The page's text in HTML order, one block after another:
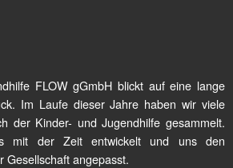
FLOW gGmbH blickt auf eine lange
Im Laufe dieser Jahre haben wir viele
der Kinder- und Jugendhilfe gesammelt.
mit der Zeit entwickelt und uns den
Gesellschaft angepasst.